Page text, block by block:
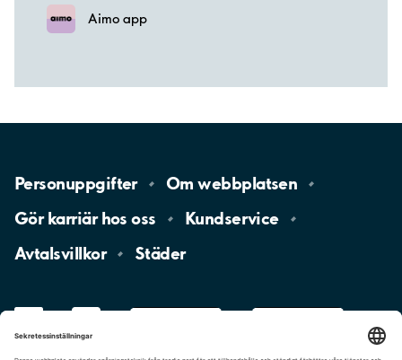
Aimo app
Personuppgifter Omwebbplatsen
Gör karriär hososs
Kundservice
Avtalsvillkor
Städer